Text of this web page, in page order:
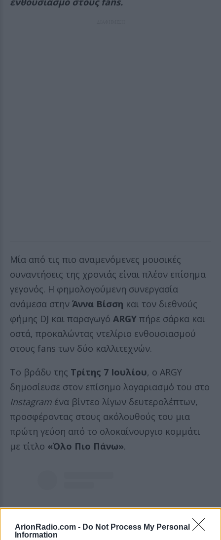
ArionRadio.com - Do Not Process My Personal
Information
Μία από τις πιο αναμενόμενες μουσικές
συναντήσεις της χρονιάς είναι πλέον επίσημα
γεγονός. Η φημολογούμενη συνεργασία
ανάμεσα στην Άννα Βίσση και τον διεθνούς
φήμης DJ και παραγωγό ARGY πήρε σάρκα και
οστά, προκαλώντας ντελίριο ενθουσιασμού
στους fans των δύο καλλιτεχνών.
Το βράδυ της Τρίτης 7 Ιουλίου, ο ARGY
δημοσίευσε στον επίσημο λογαριασμό του στο
Instagram ένα βίντεο λίγων δευτερολέπτων,
προσφέροντας στους ακόλουθούς του μια
πρώτη γεύση από το ολοκαίνουργιο κομμάτι
με τίτλο «Όλο Πιο Πάνω».